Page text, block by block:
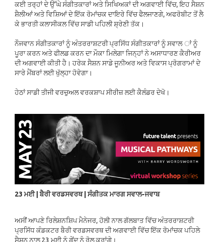
ਕਈ ਤਰ੍ਹਾਂ ਦੇ ਉੱਘੇ ਸੰਗੀਤਕਾਰਾਂ ਅਤੇ ਸਿਖਿਅਕਾਂ ਦੀ ਅਗਵਾਈ ਵਿੱਚ, ਇਹ ਸੈਸ਼ਨ
ਸ਼ੈਲੀਆਂ ਅਤੇ ਵਿਸ਼ਿਆਂ ਦੇ ਇੱਕ ਰੋਮਾਂਚਕ ਦਾਇਰੇ ਵਿੱਚ ਫੈਲਜਾਣਗੇ, ਅਫਰੋਬੀਟ ਤੋਂ ਲੈ
ਕੇ ਭਾਰਤੀ ਕਲਾਸੀਕਲ ਵਿੱਚ ਸਾਡੀ ਪਹਿਲੀ ਸ਼੍ਰੇਣੀ ਤੱਕ।
ਨੌਜਵਾਨ ਸੰਗੀਤਕਾਰਾਂ ਨੂੰ ਅੰਤਰਰਾਸ਼ਟਰੀ ਪ੍ਰਸਿੱਧ ਸੰਗੀਤਕਾਰਾਂ ਨੂੰ ਸਵਾਲ ਾਂ ਨੂੰ
ਪੂਰਾ ਕਰਨ ਅਤੇ ਫੀਲਡ ਕਰਨ ਦਾ ਮੌਕਾ ਮਿਲੇਗਾ ਜਿਨ੍ਹਾਂ ਨੇ ਅਸਾਧਾਰਣ ਕੈਰੀਅਰ
ਦੀ ਅਗਵਾਈ ਕੀਤੀ ਹੈ। ਹਰੇਕ ਸੈਸ਼ਨ ਸਾਡੇ ਜੂਨੀਅਰ ਅਤੇ ਵਿਕਾਸ ਪ੍ਰੋਗਰਾਮਾਂ ਦੇ
ਸਾਰੇ ਮੈਂਬਰਾਂ ਲਈ ਖੁੱਲ੍ਹਾ ਹੋਵੇਗਾ।
ਹੇਠਾਂ ਸਾਡੀ ਤੀਜੀ ਵਰਚੁਅਲ ਵਰਕਸ਼ਾਪ ਸੀਰੀਜ਼ ਲਈ ਕੈਲੰਡਰ ਦੇਖੋ।
23 ਮਈ | ਬੈਰੀ ਵਰਡਸਵਰਥ | ਸੰਗੀਤਕ ਮਾਰਗ ਸਵਾਲ-ਜਵਾਬ
ਅਸੀਂ ਆਪਣੇ ਰਿਲੇਸ਼ਨਸ਼ਿਪ ਮੈਨੇਜਰ, ਹੋਲੀ ਨਾਲ ਗੱਲਬਾਤ ਵਿੱਚ ਅੰਤਰਰਾਸ਼ਟਰੀ
ਪ੍ਰਸਿੱਧ ਕੰਡਕਟਰ ਬੈਰੀ ਵਰਡਸਵਰਥ ਦੀ ਅਗਵਾਈ ਵਿੱਚ ਇੱਕ ਰੋਮਾਂਚਕ ਪਹਿਲੇ
ਸੈਸ਼ਨ ਨਾਲ 23 ਮਈ ਨੂੰ ਗੇਂਦ ਨੂੰ ਰੋਲ ਕਰਾਂਗੇ।